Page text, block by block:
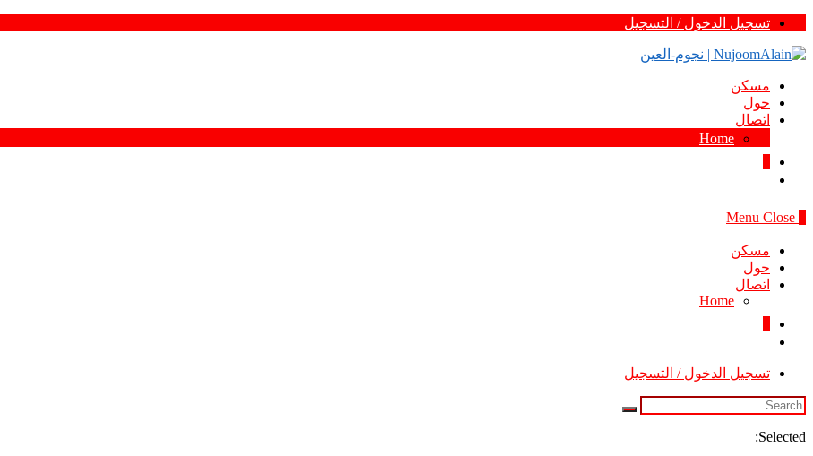
Skip
content
تسجيل الدخول / التسجيل
مسكن
حول
اتصال
Home
Menu Close
مسكن
حول
اتصال
Home
تسجيل الدخول / التسجيل
Selected: